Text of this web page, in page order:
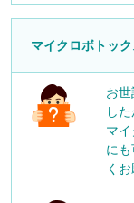
マイクロボトッ
お
し
マ
に
く